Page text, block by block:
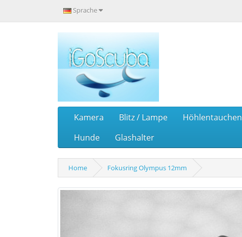
Sprache
Kamera Blitz / Lampe Höhlentauchen
Hunde
Glashalter
Home Fokusring Olympus 12mm